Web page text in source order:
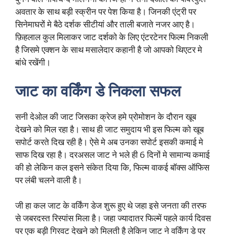
अवतार के साथ बड़ी स्क्रीन पर पेश किया है। जिनकी एंट्री पर
सिनेमाघरों मे बैठे दर्शक सीटीयां और ताली बजाते नजर आए है।
फ़िहलाल कुल मिलाकर जाट दर्शको के लिए एंटरटेनर फिल्म निकली
है जिसमे एक्शन के साथ मसालेदार कहानी है जो आपको थिएटर मे
बांधे रखेंगी।
जाट का वर्किंग डे निकला सफल
सनी देओल की जाट जिसका क्रेज हमे प्रोमोशन के दौरान खूब
देखने को मिल रहा है। साथ ही जाट समुदाय भी इस फिल्म को खूब
सपोर्ट करते दिख रही है। ऐसे मे अब उनका सपोर्ट इसकी कमाई मे
साफ दिख रहा है। दरअसल जाट ने भले ही 6 दिनों मे सामान्य कमाई
की हो लेकिन कल इसने संकेत दिया कि, फिल्म वाकई बॉक्स ऑफिस
पर लंबी चलने वाली है।
जी हा कल जाट के वर्किंग डेज शुरू हुए थे जहा इसे जनता की तरफ
से जबरदस्त रिस्पांस मिला है। जहा ज्यादातर फिल्में पहले कार्य दिवस
पर एक बड़ी गिरवट देखने को मिलती है लेकिन जाट ने वर्किंग डे पर